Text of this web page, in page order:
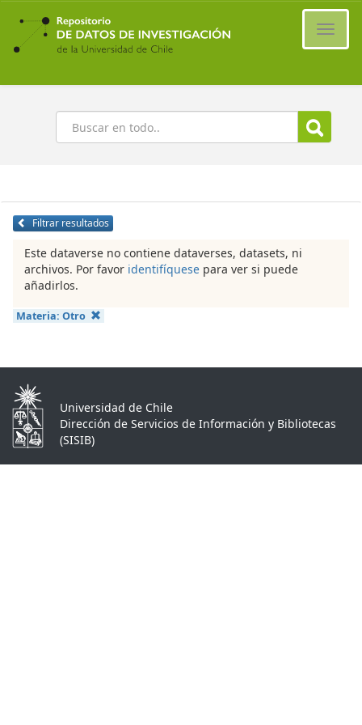
Ir
contenido
principal
Buscar
Filtrar resultados
Este dataverse no contiene dataverses, datasets, ni
archivos. Por favor identifíquese para ver si puede
añadirlos.
Materia: Otro
Universidad de Chile
Dirección de Servicios de Información y Bibliotecas
(SISIB)